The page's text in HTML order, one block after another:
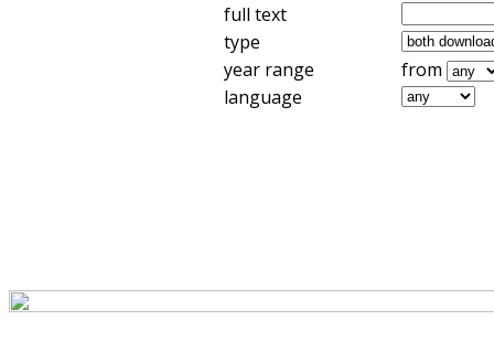
full text
type
year range
from
language